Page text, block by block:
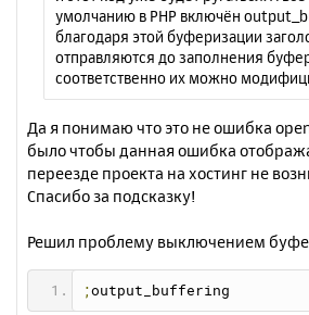
умолчанию в PHP включён
благодаря этой буферизации
отправляются до заполнения
соответственно их можно
Да я понимаю что это не ошибка
было чтобы данная ошибка
переезде проекта на хостинг не
Спасибо за подсказку!
Решил проблему выключением
;